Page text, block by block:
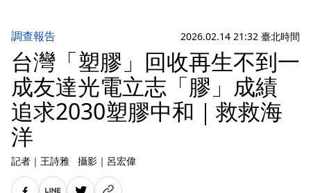
調查報告 2026.02.14 21:32 臺北時間
台灣「塑膠」回收再生不到一
成友達光電立志「膠」成績
追求2030塑膠中和｜救救海
洋
記者 ｜ 王詩雅 攝影 ｜ 呂宏偉